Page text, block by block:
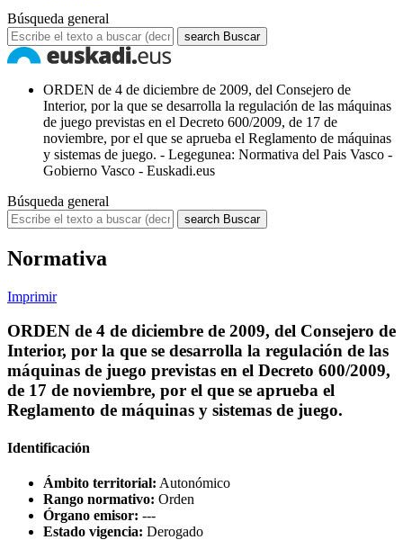
Búsqueda general
search Buscar
ORDEN de 4 de diciembre de 2009, del Consejero de
Interior, por la que se desarrolla la regulación de las máquinas
de juego previstas en el Decreto 600/2009, de 17 de
noviembre, por el que se aprueba el Reglamento de máquinas
y sistemas de juego. - Legegunea: Normativa del Pais Vasco -
Gobierno Vasco - Euskadi.eus
Búsqueda general
search Buscar
Normativa
Imprimir
ORDEN de 4 de diciembre de 2009, del Consejero de
Interior, por la que se desarrolla la regulación de las
máquinas de juego previstas en el Decreto 600/2009,
de 17 de noviembre, por el que se aprueba el
Reglamento de máquinas y sistemas de juego.
Identificación
Ámbito territorial: Autonómico
Rango normativo: Orden
Órgano emisor: ---
Estado vigencia: Derogado